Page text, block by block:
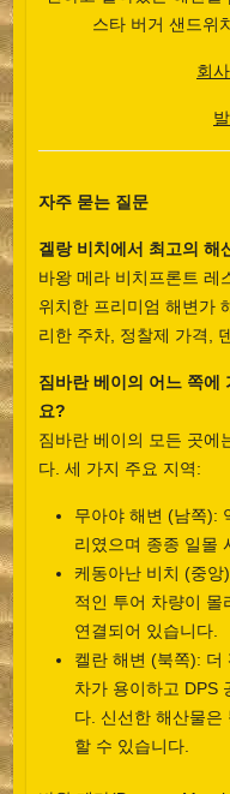
스타 버거 샌드위
회
자주 묻는 질문
겔랑 비치에서 최고의 해
바왕 메라 비치프론트
위치한 프리미엄 해변가
리한 주차, 정찰제 가격,
짐바란 베이의 어느 쪽에
요?
짐바란 베이의 모든 곳에
다. 세 가지 주요 지역:
무아야 해변 (남쪽):
리였으며 종종 일몰
케동아난 비치 (중앙
적인 투어 차량이 몰
연결되어 있습니다.
켈란 해변 (북쪽): 더
차가 용이하고 DPS
다. 신선한 해산물은
할 수 있습니다.